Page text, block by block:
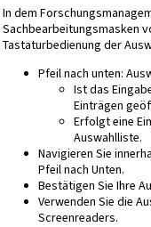
In dem
Sachbearbeitungsmasken
Tastaturbedienung der
Pfeil nach unten:
Ist das
Einträgen
Erfolgt eine
Auswahlliste.
Navigieren Sie
Pfeil nach Unten.
Bestätigen Sie Ihre
Verwenden Sie die
Screenreaders.